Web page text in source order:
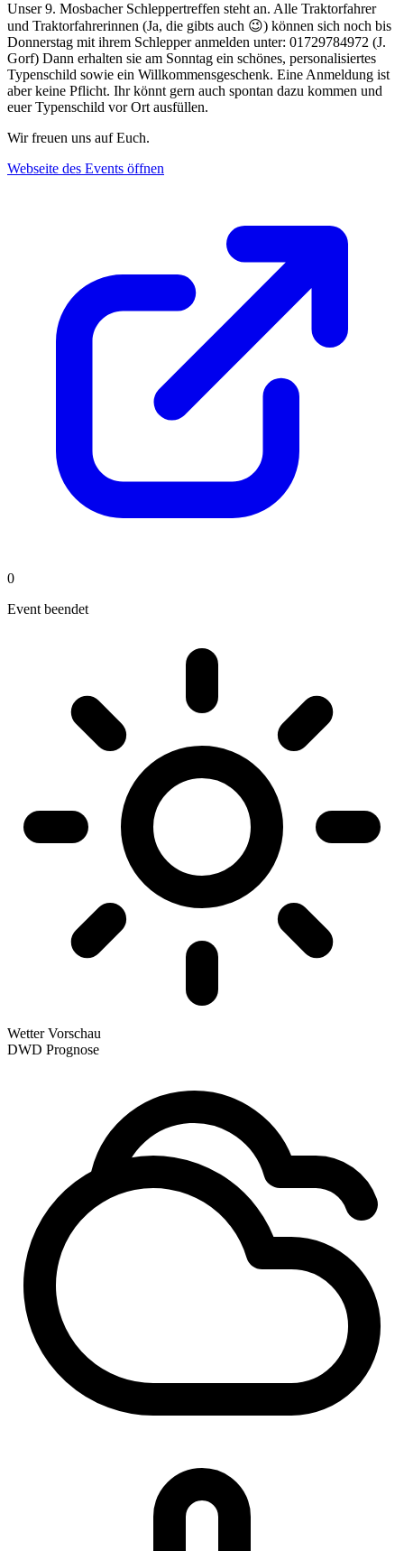
Unser 9. Mosbacher Schleppertreffen steht an. Alle Traktorfahrer
und Traktorfahrerinnen (Ja, die gibts auch 😉) können sich noch bis
Donnerstag mit ihrem Schlepper anmelden unter: 01729784972 (J.
Gorf) Dann erhalten sie am Sonntag ein schönes, personalisiertes
Typenschild sowie ein Willkommensgeschenk. Eine Anmeldung ist
aber keine Pflicht. Ihr könnt gern auch spontan dazu kommen und
euer Typenschild vor Ort ausfüllen.
Wir freuen uns auf Euch.
Webseite des Events öffnen
0
Event beendet
Wetter Vorschau
DWD Prognose